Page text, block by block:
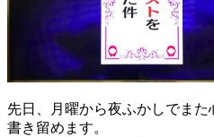
先日、月曜から夜ふかしでま
書き留めます。